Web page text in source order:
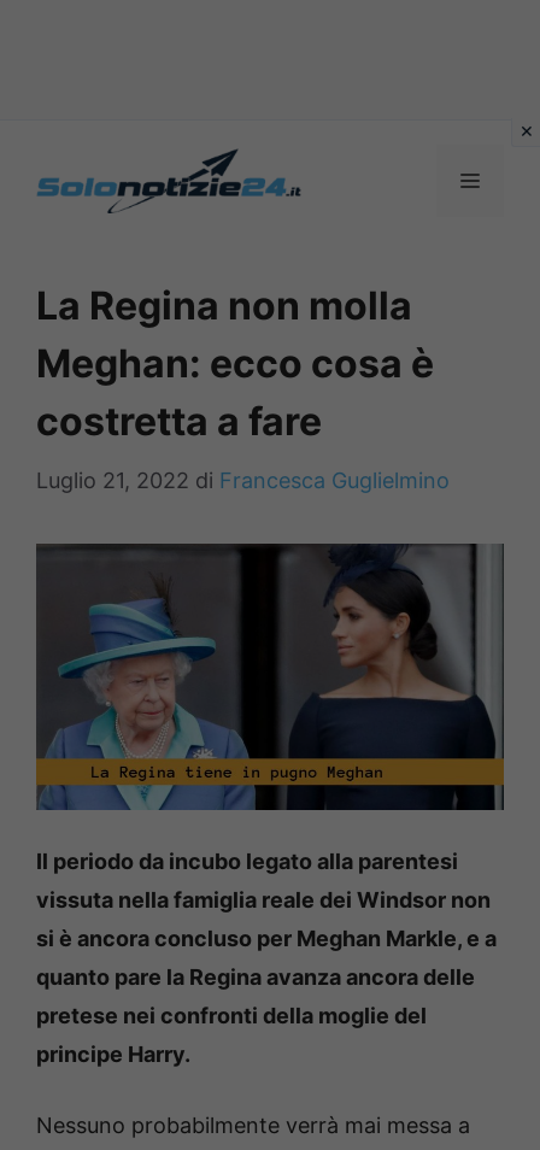
MENU
La Regina non molla
Meghan: ecco cosa è
costretta a fare
Luglio 21, 2022 di Francesca Guglielmino
Il periodo da incubo legato alla parentesi
vissuta nella famiglia reale dei Windsor non
si è ancora concluso per Meghan Markle, e a
quanto pare la Regina avanza ancora delle
pretese nei confronti della moglie del
principe Harry.
Nessuno probabilmente verrà mai messa a